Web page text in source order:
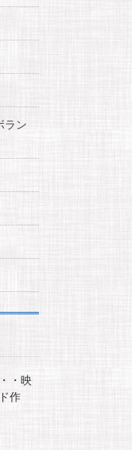
ラン
・映
作